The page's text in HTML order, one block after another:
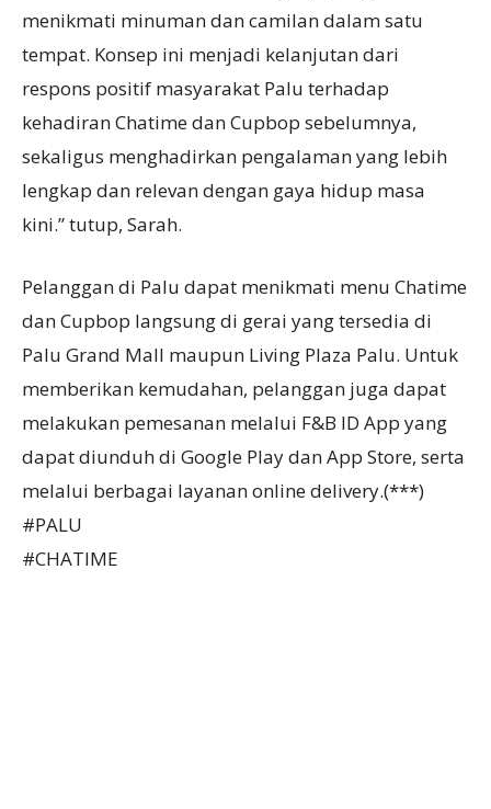
menikmati minuman dan camilan dalam satu
tempat. Konsep ini menjadi kelanjutan dari
respons positif masyarakat Palu terhadap
kehadiran Chatime dan Cupbop sebelumnya,
sekaligus menghadirkan pengalaman yang lebih
lengkap dan relevan dengan gaya hidup masa
kini.” tutup, Sarah.
Pelanggan di Palu dapat menikmati menu Chatime
dan Cupbop langsung di gerai yang tersedia di
Palu Grand Mall maupun Living Plaza Palu. Untuk
memberikan kemudahan, pelanggan juga dapat
melakukan pemesanan melalui F&B ID App yang
dapat diunduh di Google Play dan App Store, serta
melalui berbagai layanan online delivery.(***)
#PALU
#CHATIME